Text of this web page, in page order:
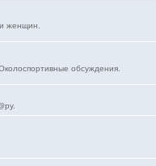
женщин.
обсуждения.